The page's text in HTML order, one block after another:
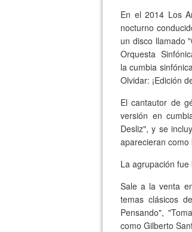
En el 2014 Los
nocturno
un disco llamado
Orquesta
la cumbia
Olvidar: ¡Edición
El cantautor de
versión en
Desliz", y se
aparecieran
La agrupación
Sale a la venta
temas clásicos
Pensando",
como Gilberto